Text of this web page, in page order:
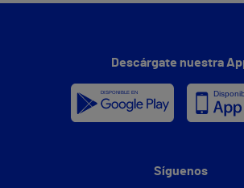
Descárgate nuestra
Síguenos